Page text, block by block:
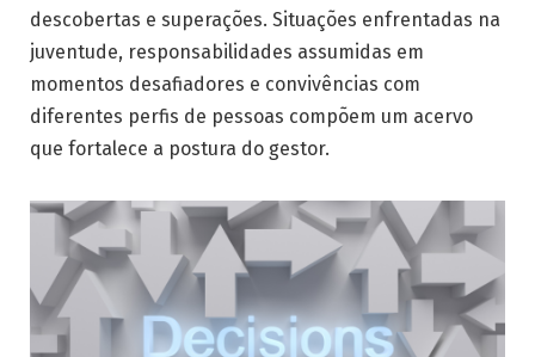
descobertas e superações. Situações enfrentadas na
juventude, responsabilidades assumidas em
momentos desafiadores e convivências com
diferentes perfis de pessoas compõem um acervo
que fortalece a postura do gestor.